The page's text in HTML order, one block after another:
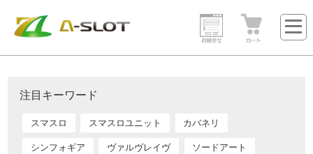
注目キーワード
スマスロ スマスロユニット カバネリ
シンフォギア ヴァルヴレイヴ ソードアート